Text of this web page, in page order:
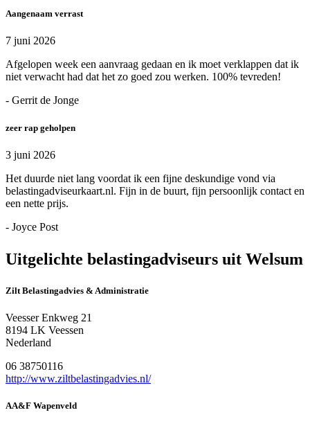
Aangenaam verrast
7 juni 2026
Afgelopen week een aanvraag gedaan en ik moet verklappen dat ik
niet verwacht had dat het zo goed zou werken. 100% tevreden!
- Gerrit de Jonge
zeer rap geholpen
3 juni 2026
Het duurde niet lang voordat ik een fijne deskundige vond via
belastingadviseurkaart.nl. Fijn in de buurt, fijn persoonlijk contact en
een nette prijs.
- Joyce Post
Uitgelichte belastingadviseurs uit Welsum
Zilt Belastingadvies & Administratie
Veesser Enkweg 21
8194 LK Veessen
Nederland
06 38750116
http://www.ziltbelastingadvies.nl/
AA&F Wapenveld